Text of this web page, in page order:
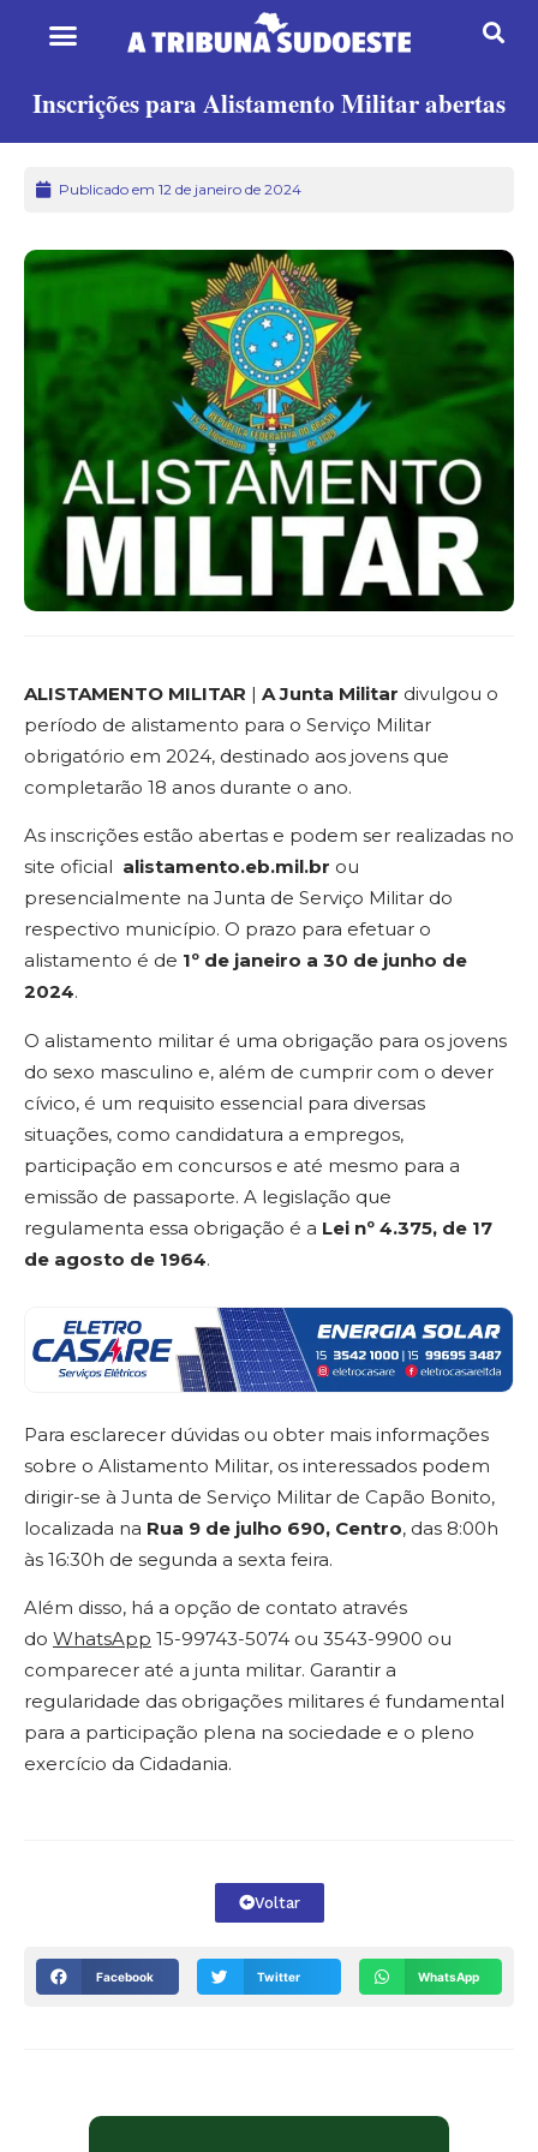
Inscrições para Alistamento Militar abertas
Publicado em 12 de janeiro de 2024
ALISTAMENTO MILITAR | A Junta Militar divulgou o
período de alistamento para o Serviço Militar
obrigatório em 2024, destinado aos jovens que
completarão 18 anos durante o ano.
As inscrições estão abertas e podem ser realizadas no
site oficial alistamento.eb.mil.br ou
presencialmente na Junta de Serviço Militar do
respectivo município. O prazo para efetuar o
alistamento é de 1º de janeiro a 30 de junho de
2024.
O alistamento militar é uma obrigação para os jovens
do sexo masculino e, além de cumprir com o dever
cívico, é um requisito essencial para diversas
situações, como candidatura a empregos,
participação em concursos e até mesmo para a
emissão de passaporte. A legislação que
regulamenta essa obrigação é a Lei nº 4.375, de 17
de agosto de 1964.
Para esclarecer dúvidas ou obter mais informações
sobre o Alistamento Militar, os interessados podem
dirigir-se à Junta de Serviço Militar de Capão Bonito,
localizada na Rua 9 de julho 690, Centro, das 8:00h
às 16:30h de segunda a sexta feira.
Além disso, há a opção de contato através
do WhatsApp 15-99743-5074 ou 3543-9900 ou
comparecer até a junta militar. Garantir a
regularidade das obrigações militares é fundamental
para a participação plena na sociedade e o pleno
exercício da Cidadania.
Voltar
Facebook Twitter WhatsApp